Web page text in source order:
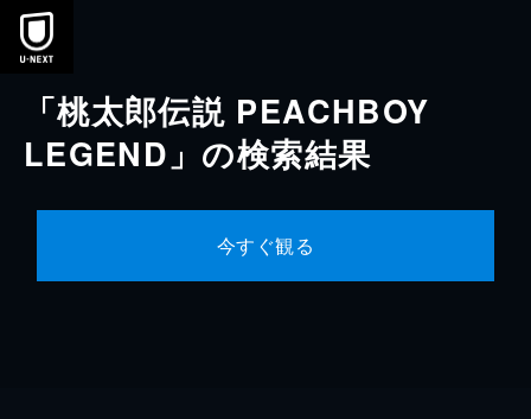
本文へスキップ
「桃太郎伝説 PEACHBOY
LEGEND」の検索結果
今すぐ観る